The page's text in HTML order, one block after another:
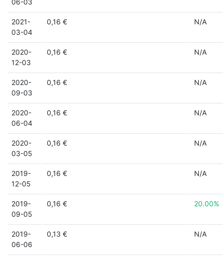
06-03
2021-
03-04
0,16 € N/A
2020-
12-03
0,16 € N/A
2020-
09-03
0,16 € N/A
2020-
06-04
0,16 € N/A
2020-
03-05
0,16 € N/A
2019-
12-05
0,16 € N/A
2019-
09-05
0,16 € 20.00%
2019-
06-06
0,13 € N/A